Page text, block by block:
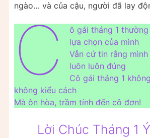
ngào… và của cậu, người đã lay
C
ô gái tháng 1
lựa chọn của mình
Vẫn cứ tin rằng
luôn luôn đúng
Cô gái tháng 1
không kiểu cách
Mà ôn hòa, trầm tính đến cô đơn!
Lời Chúc Tháng 1